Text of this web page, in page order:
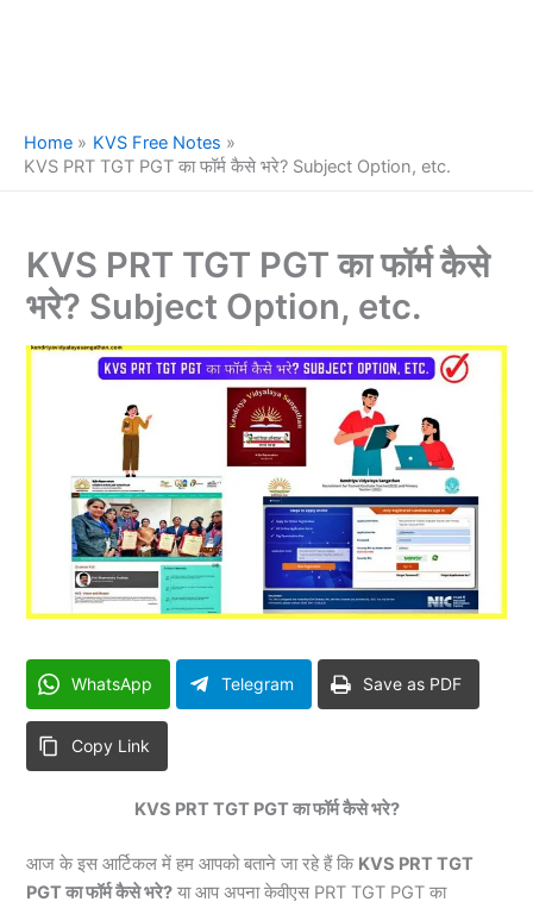
Home
KVS Free Notes
KVS PRT TGT PGT का फॉर्म कैसे भरे? Subject Option, etc.
KVS PRT TGT PGT का फॉर्म कैसे
भरे? Subject Option, etc.
WhatsApp Telegram Save as PDF
Copy Link
KVS PRT TGT PGT का फॉर्म कैसे भरे?
आज के इस आर्टिकल में हम आपको बताने जा रहे हैं कि KVS PRT TGT
PGT का फॉर्म कैसे भरे? या आप अपना केवीएस PRT TGT PGT का